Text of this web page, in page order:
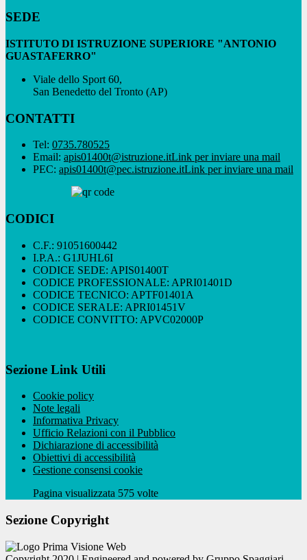
SEDE
ISTITUTO DI ISTRUZIONE SUPERIORE "ANTONIO
GUASTAFERRO"
Viale dello Sport 60,
San Benedetto del Tronto (AP)
CONTATTI
Tel: 0735.780525
Email: apis01400t@istruzione.itLink per inviare una mail
PEC: apis01400t@pec.istruzione.itLink per inviare una mail
CODICI
C.F.: 91051600442
I.P.A.: G1JUHL6I
CODICE SEDE: APIS01400T
CODICE PROFESSIONALE: APRI01401D
CODICE TECNICO: APTF01401A
CODICE SERALE: APRI01451V
CODICE CONVITTO: APVC02000P
Sezione Link Utili
Cookie policy
Note legali
Informativa Privacy
Ufficio Relazioni con il Pubblico
Dichiarazione di accessibilità
Obiettivi di accessibilità
Gestione consensi cookie
Pagina visualizzata 575 volte
Sezione Copyright